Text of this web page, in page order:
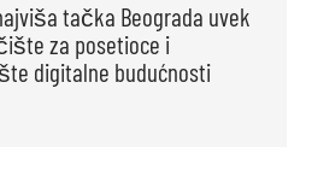
tačka Beograda uvek
za posetioce i
digitalne budućnosti